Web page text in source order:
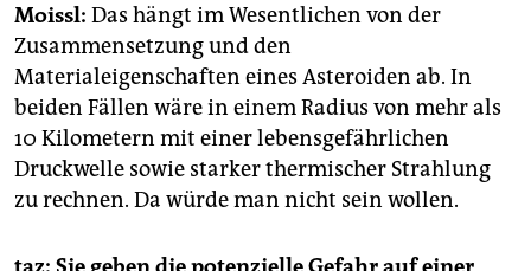
Moissl: Das hängt im Wesentlichen von der
Zusammensetzung und den
Materialeigenschaften eines Asteroiden ab. In
beiden Fällen wäre in einem Radius von mehr als
10 Kilometern mit einer lebensgefährlichen
Druckwelle sowie starker thermischer Strahlung
zu rechnen. Da würde man nicht sein wollen.